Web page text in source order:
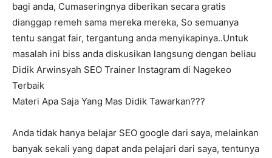
bagi anda, Cumaseringnya diberikan secara gratis
dianggap remeh sama mereka mereka, So semuanya
tentu sangat fair, tergantung anda menyikapinya..Untuk
masalah ini biss anda diskusikan langsung dengan beliau
Didik Arwinsyah SEO Trainer Instagram di Nagekeo
Terbaik
Materi Apa Saja Yang Mas Didik Tawarkan???
Anda tidak hanya belajar SEO google dari saya, melainkan
banyak sekali yang dapat anda pelajari dari saya, tentunya